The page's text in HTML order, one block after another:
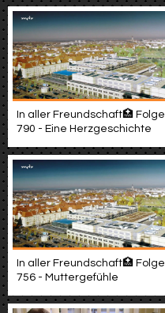
In aller Freundschaft🏥 Folge
790 - Eine Herzgeschichte
In aller Freundschaft🏥 Folge
756 - Muttergefühle